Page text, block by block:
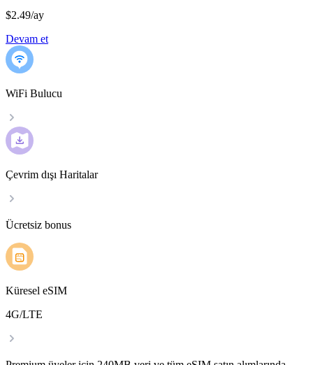
$2.49/ay
Devam et
WiFi Bulucu
Çevrim dışı Haritalar
Ücretsiz bonus
Küresel eSIM
4G/LTE